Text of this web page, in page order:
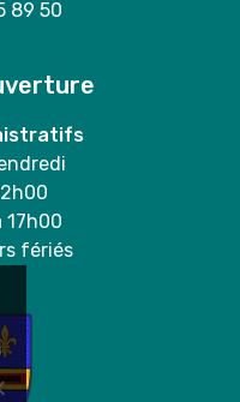
89 50
17h00
fériés